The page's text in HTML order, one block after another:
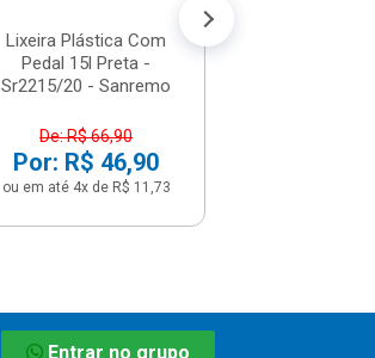
Lixeira Plástica Com
Pedal 15l Preta -
Sr2215/20 - Sanremo
De: R$ 66,90
Por: R$ 46,90
ou em até 4x de R$ 11,73
Entrar no grupo